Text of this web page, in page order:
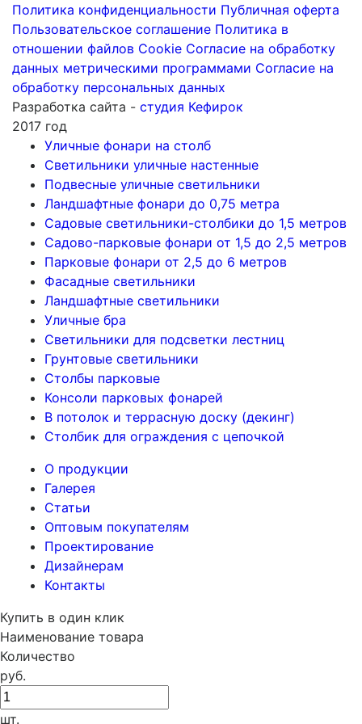
Политика конфиденциальности Публичная оферта
Пользовательское соглашение Политика в
отношении файлов Cookie Согласие на обработку
данных метрическими программами Согласие на
обработку персональных данных
Разработка сайта - студия Кефирок
2017 год
Уличные фонари на столб
Светильники уличные настенные
Подвесные уличные светильники
Ландшафтные фонари до 0,75 метра
Садовые светильники-столбики до 1,5 метров
Садово-парковые фонари от 1,5 до 2,5 метров
Парковые фонари от 2,5 до 6 метров
Фасадные светильники
Ландшафтные светильники
Уличные бра
Светильники для подсветки лестниц
Грунтовые светильники
Столбы парковые
Консоли парковых фонарей
В потолок и террасную доску (декинг)
Столбик для ограждения с цепочкой
О продукции
Галерея
Статьи
Оптовым покупателям
Проектирование
Дизайнерам
Контакты
Купить в один клик
Наименование товара
Количество
руб.
шт.